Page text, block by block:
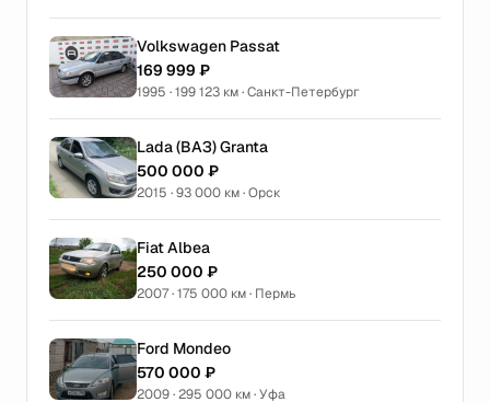
Volkswagen Passat
169 999 ₽
1995 · 199 123 км · Санкт-Петербург
Lada (ВАЗ) Granta
500 000 ₽
2015 · 93 000 км · Орск
Fiat Albea
250 000 ₽
2007 · 175 000 км · Пермь
Ford Mondeo
570 000 ₽
2009 · 295 000 км · Уфа